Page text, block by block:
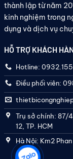
thành lập từ năm
kinh nghiệm trong
dụng và dịch vụ
HỖ TRỢ KHÁCH
Hotline:
Điều phối viên:
Trụ sở chính: 87/4
12, TP. HCM
Hà Nội: Km2